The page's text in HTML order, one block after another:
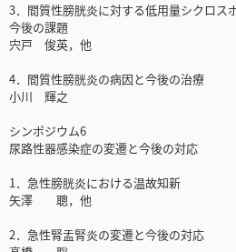
3．間質性膀胱炎に対する低用量シクロス
今後の課題
宍戸 俊英，他
4．間質性膀胱炎の病因と今後の治療
小川 輝之
シンポジウム6
尿路性器感染症の変遷と今後の対応
1．急性膀胱炎における温故知新
矢澤 聰，他
2．急性腎盂腎炎の変遷と今後の対応